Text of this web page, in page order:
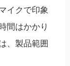
イクで印象
間はかかり
、製品範囲